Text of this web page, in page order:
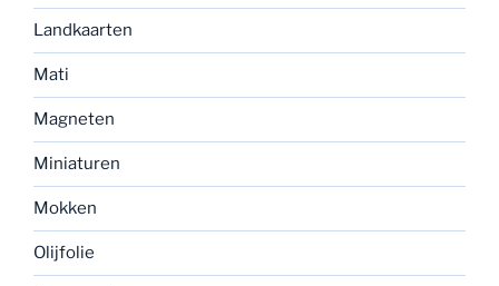
Landkaarten
Mati
Magneten
Miniaturen
Mokken
Olijfolie